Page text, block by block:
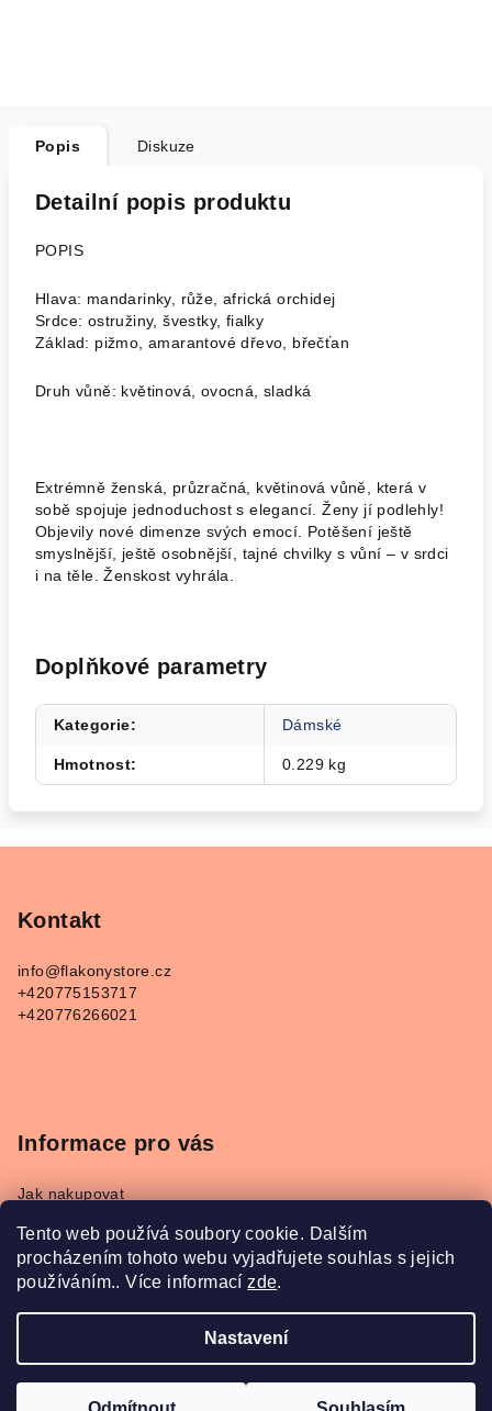
Tento web používá soubory cookie. Dalším
procházením tohoto webu vyjadřujete souhlas s jejich
používáním.. Více informacízde.
Nastavení
Popis Diskuze
Detailní popis produktu
POPIS
Hlava: mandarinky, růže, africká orchidej
Srdce: ostružiny, švestky, fialky
Základ: pižmo, amarantové dřevo, břečťan
Druh vůně: květinová, ovocná, sladká
Extrémně ženská, průzračná, květinová vůně, která v
sobě spojuje jednoduchost s elegancí. Ženy jí podlehly!
Objevily nové dimenze svých emocí. Potěšení ještě
smyslnější, ještě osobnější, tajné chvilky s vůní – v srdci
i na těle. Ženskost vyhrála.
Doplňkové parametry
Kategorie: Dámské
Hmotnost: 0.229 kg
Kontakt
info@flakonystore.cz
+420775153717
+420776266021
Informace pro vás
Jak nakupovat
Podmínky ochrany osobních údajů
Napište nám
vyhrazena.